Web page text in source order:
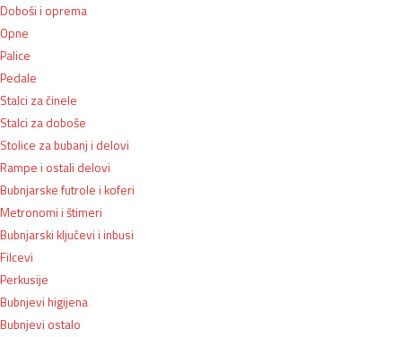
Doboši i oprema
Opne
Palice
Pedale
Stalci za činele
Stalci za doboše
Stolice za bubanj i delovi
Rampe i ostali delovi
Bubnjarske futrole i koferi
Metronomi i štimeri
Bubnjarski ključevi i inbusi
Filcevi
Perkusije
Bubnjevi higijena
Bubnjevi ostalo